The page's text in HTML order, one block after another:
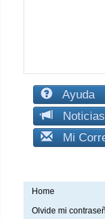
Ayuda
Noticias
Mi
Home
Olvide mi